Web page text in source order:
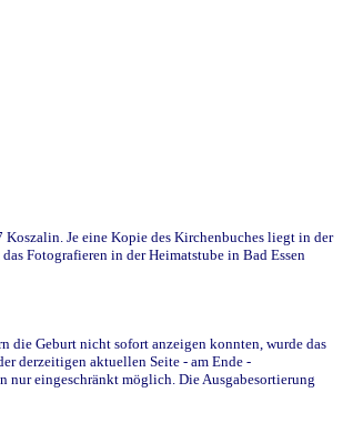
Je eine Kopie des Kirchenbuches liegt in der
Fotografieren in der Heimatstube in Bad Essen
die Geburt nicht sofort anzeigen konnten, wurde das
derzeitigen aktuellen Seite - am Ende -
nur eingeschränkt möglich. Die Ausgabesortierung